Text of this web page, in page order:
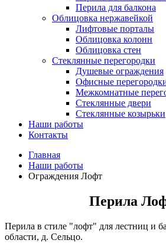
Перила для балкона
Облицовка нержавейкой
Лифтовые порталы
Облицовка колонн
Облицовка стен
Стеклянные перегородки
Душевые ограждения
Офисные
Межкомнатные
Стеклянные двери
Стеклянные козырьки
Наши работы
Контакты
Breadcrumbs
Главная
Наши работы
Ограждения Лофт
Перила
Перила в стиле "лофт" для лестниц и
области, д. Сельцо.